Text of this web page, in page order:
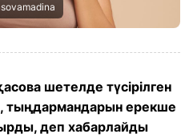
шетелде түсірілген
тыңдармандарын ерекше
деп хабарлайды